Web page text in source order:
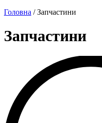
Головна / Запчастини
Запчастини